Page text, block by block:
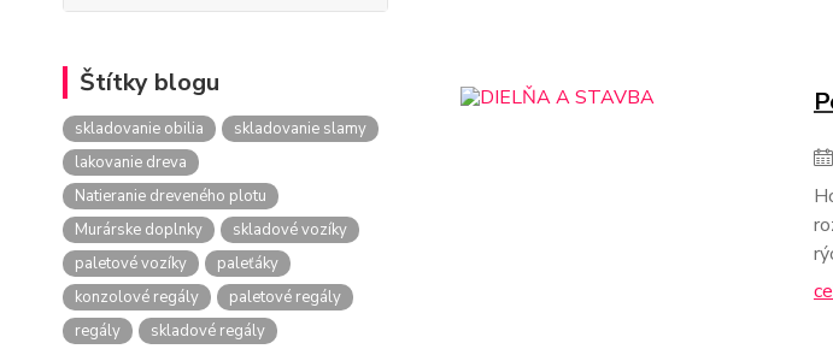
Štítky blogu
skladovanie obilia
skladovanie slamy
lakovanie dreva
Natieranie dreveného plotu
Murárske doplnky
skladové vozíky
paletové vozíky
paleťáky
konzolové regály
paletové regály
regály
skladové regály